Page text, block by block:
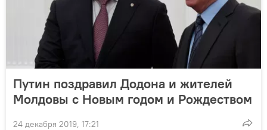
Путин поздравил Додона и жителей
Молдовы с Новым годом и Рождеством
24 декабря 2019, 17:21